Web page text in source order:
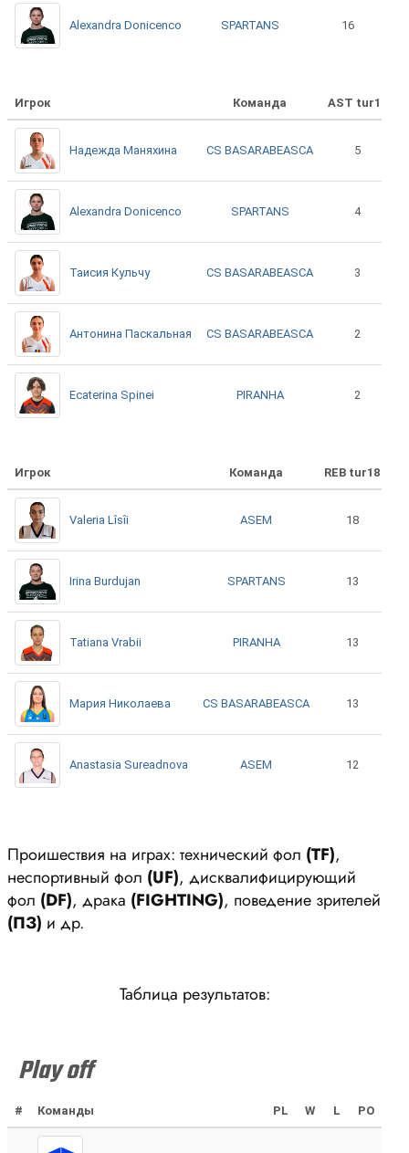
Alexandra Donicenco SPARTANS 16
Игрок Команда AST tur18
Надежда Маняхина CS BASARABEASCA 5
Alexandra Donicenco SPARTANS 4
Таисия Кульчу CS BASARABEASCA 3
Антонина Паскальная CS BASARABEASCA 2
Ecaterina Spinei PIRANHA 2
Игрок Команда REB tur18
Valeria Lîsîi ASEM 18
Irina Burdujan SPARTANS 13
Tatiana Vrabii PIRANHA 13
Мария Николаева CS BASARABEASCA 13
Anastasia Sureadnova ASEM 12
Проишествия на играх: технический фол (ТF),
неспортивный фол (UF), дисквалифицирующий
фол (DF), драка (FIGHTING), поведение зрителей
(ПЗ) и др.
Таблица результатов:
Play off
# Команды PL W L PO